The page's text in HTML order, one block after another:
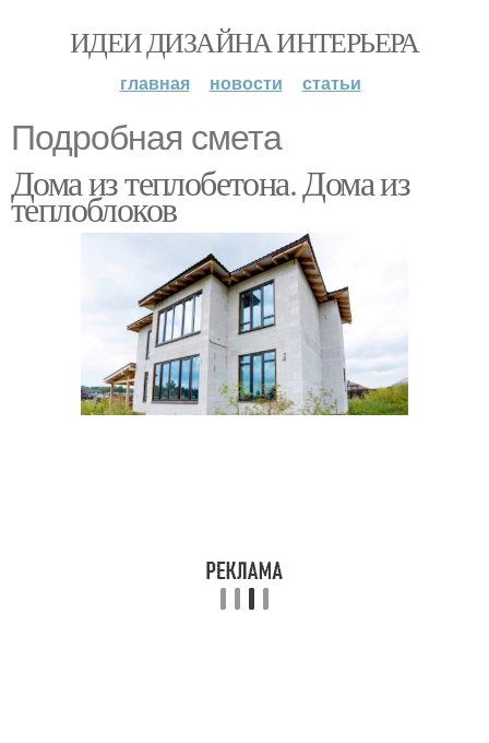
ИДЕИ ДИЗАЙНА ИНТЕРЬЕРА
главная новости статьи
Подробная смета
Дома из теплобетона. Дома из
теплоблоков